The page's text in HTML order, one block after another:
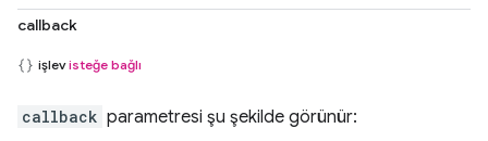
callback
işlevisteğe bağlı
callback parametresi şu şekilde görünür: